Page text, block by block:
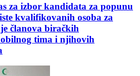
za izbor kandidata za popunu
kvalifikovanih osoba za
članova biračkih
tima i njihovih